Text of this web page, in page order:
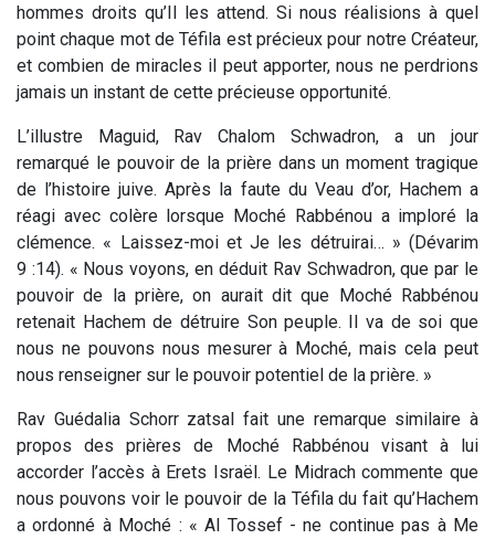
hommes droits qu’Il les attend. Si nous réalisions à quel
point chaque mot de Téfila est précieux pour notre Créateur,
et combien de miracles il peut apporter, nous ne perdrions
jamais un instant de cette précieuse opportunité.
L’illustre Maguid, Rav Chalom Schwadron, a un jour
remarqué le pouvoir de la prière dans un moment tragique
de l’histoire juive. Après la faute du Veau d’or, Hachem a
réagi avec colère lorsque Moché Rabbénou a imploré la
clémence. « Laissez-moi et Je les détruirai… » (Dévarim
9 :14). « Nous voyons, en déduit Rav Schwadron, que par le
pouvoir de la prière, on aurait dit que Moché Rabbénou
retenait Hachem de détruire Son peuple. Il va de soi que
nous ne pouvons nous mesurer à Moché, mais cela peut
nous renseigner sur le pouvoir potentiel de la prière. »
Rav Guédalia Schorr zatsal fait une remarque similaire à
propos des prières de Moché Rabbénou visant à lui
accorder l’accès à Erets Israël. Le Midrach commente que
nous pouvons voir le pouvoir de la Téfila du fait qu’Hachem
a ordonné à Moché : « Al Tossef - ne continue pas à Me